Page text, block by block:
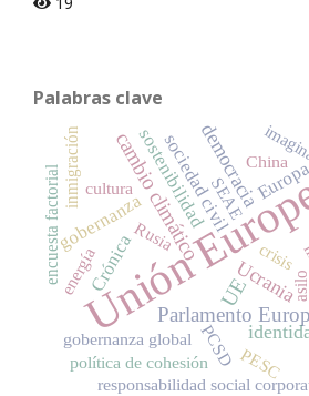
Palabras clave
UniónParlamento
UE
cambio climáticodemocracia
Ucrania
Crónica
gobernanza sociedad civil
sostenibilidad
crisis
PCSD
Rusia
gobernanza global
encuesta factorial cultura
PESC
política de cohesión
energía
inmigración
responsabilidad social
China
SEAE
asilo